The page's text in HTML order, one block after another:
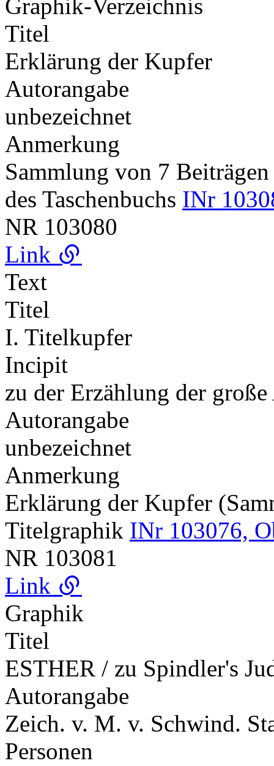
Graphik-Verzeichnis
Titel
Erklärung der Kupfer
Autorangabe
unbezeichnet
Anmerkung
Sammlung von 7
des Taschenbuchs INr
NR 103080
Link
Text
Titel
I. Titelkupfer
Incipit
zu der Erzählung der
Autorangabe
unbezeichnet
Anmerkung
Erklärung der Kupfer
Titelgraphik INr 103076,
NR 103081
Link
Graphik
Titel
ESTHER / zu Spindler's
Autorangabe
Zeich. v. M. v. Schwind.
Personen